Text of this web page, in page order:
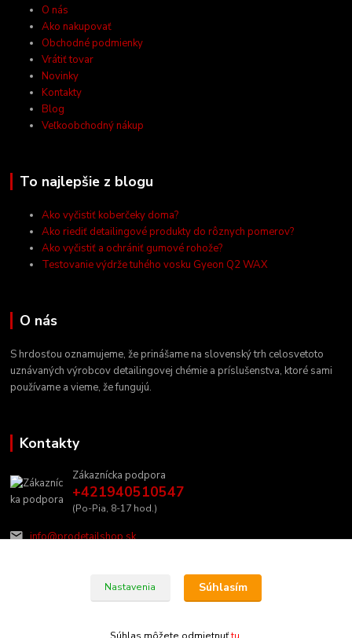
O nás
Ako nakupovať
Obchodné podmienky
Vrátiť tovar
Novinky
Kontakty
Blog
Veľkoobchodný nákup
To najlepšie z blogu
Ako vyčistiť koberčeky doma?
Ako riediť detailingové produkty do rôznych pomerov?
Ako vyčistiť a ochrániť gumové rohože?
Testovanie výdrže tuhého vosku Gyeon Q2 WAX
O nás
S hrdosťou oznamujeme, že prinášame na slovenský trh celosvetoto
uznávaných výrobcov detailingovej chémie a príslušenstva, ktoré sami
používame a vieme, že fungujú.
Kontakty
Zákaznícka podpora
+421940510547
(Po-Pia, 8-17 hod.)
info@prodetailshop.sk
Nastavenia Súhlasím